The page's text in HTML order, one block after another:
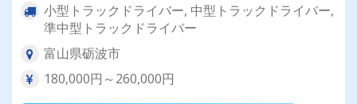
小型トラックドライバー, 中型トラックドライバー,
準中型トラックドライバー
富山県砺波市
180,000円～260,000円